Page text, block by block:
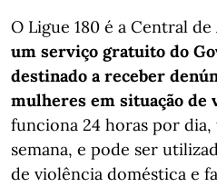
O Ligue 180 é a Central
um serviço gratuito do
destinado a receber
mulheres em situação de
funciona 24 horas por dia,
semana, e pode ser
de violência doméstica e